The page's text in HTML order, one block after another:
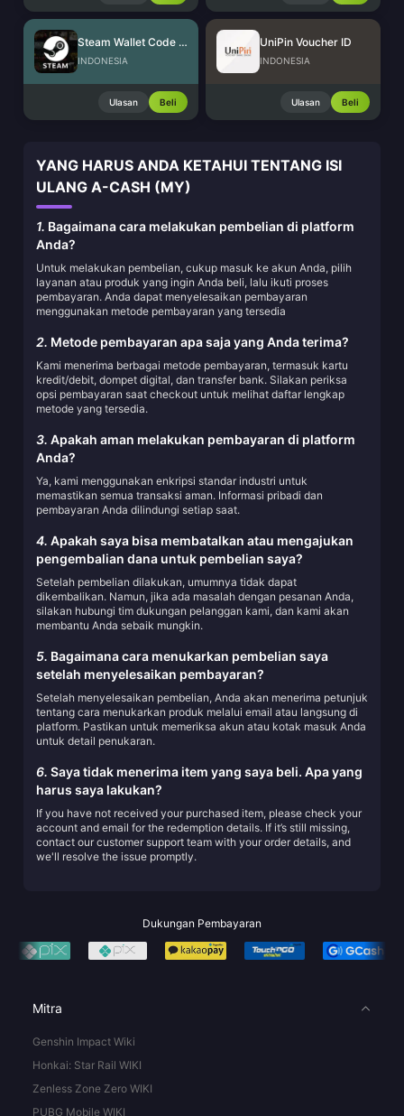
Steam Wallet Code (IDR)
INDONESIA
Ulasan Beli
UniPin Voucher ID
INDONESIA
Ulasan Beli
YANG HARUS ANDA KETAHUI TENTANG ISI
ULANG A-CASH (MY)
1. Bagaimana cara melakukan pembelian di platform
Anda?
Untuk melakukan pembelian, cukup masuk ke akun Anda, pilih
layanan atau produk yang ingin Anda beli, lalu ikuti proses
pembayaran. Anda dapat menyelesaikan pembayaran
menggunakan metode pembayaran yang tersedia
2. Metode pembayaran apa saja yang Anda terima?
Kami menerima berbagai metode pembayaran, termasuk kartu
kredit/debit, dompet digital, dan transfer bank. Silakan periksa
opsi pembayaran saat checkout untuk melihat daftar lengkap
metode yang tersedia.
3. Apakah aman melakukan pembayaran di platform
Anda?
Ya, kami menggunakan enkripsi standar industri untuk
memastikan semua transaksi aman. Informasi pribadi dan
pembayaran Anda dilindungi setiap saat.
4. Apakah saya bisa membatalkan atau mengajukan
pengembalian dana untuk pembelian saya?
Setelah pembelian dilakukan, umumnya tidak dapat
dikembalikan. Namun, jika ada masalah dengan pesanan Anda,
silakan hubungi tim dukungan pelanggan kami, dan kami akan
membantu Anda sebaik mungkin.
5. Bagaimana cara menukarkan pembelian saya
setelah menyelesaikan pembayaran?
Setelah menyelesaikan pembelian, Anda akan menerima petunjuk
tentang cara menukarkan produk melalui email atau langsung di
platform. Pastikan untuk memeriksa akun atau kotak masuk Anda
untuk detail penukaran.
6. Saya tidak menerima item yang saya beli. Apa yang
harus saya lakukan?
If you have not received your purchased item, please check your
account and email for the redemption details. If it’s still missing,
contact our customer support team with your order details, and
we'll resolve the issue promptly.
Dukungan Pembayaran
Mitra
Genshin Impact Wiki
Honkai: Star Rail WIKI
Zenless Zone Zero WIKI
PUBG Mobile WIKI